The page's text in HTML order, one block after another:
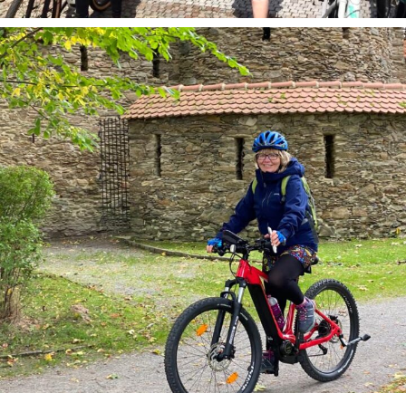
Geführte Radtouren